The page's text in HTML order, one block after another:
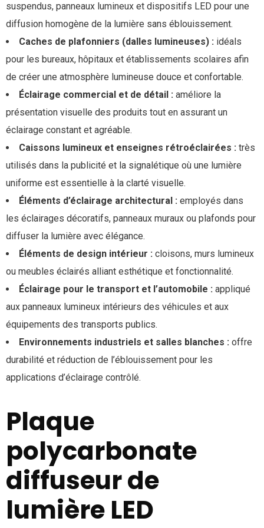
suspendus, panneaux lumineux et dispositifs LED pour une
diffusion homogène de la lumière sans éblouissement.
Caches de plafonniers (dalles lumineuses) : idéals
pour les bureaux, hôpitaux et établissements scolaires afin
de créer une atmosphère lumineuse douce et confortable.
Éclairage commercial et de détail : améliore la
présentation visuelle des produits tout en assurant un
éclairage constant et agréable.
Caissons lumineux et enseignes rétroéclairées : très
utilisés dans la publicité et la signalétique où une lumière
uniforme est essentielle à la clarté visuelle.
Éléments d’éclairage architectural : employés dans
les éclairages décoratifs, panneaux muraux ou plafonds pour
diffuser la lumière avec élégance.
Éléments de design intérieur : cloisons, murs lumineux
ou meubles éclairés alliant esthétique et fonctionnalité.
Éclairage pour le transport et l’automobile : appliqué
aux panneaux lumineux intérieurs des véhicules et aux
équipements des transports publics.
Environnements industriels et salles blanches : offre
durabilité et réduction de l’éblouissement pour les
applications d’éclairage contrôlé.
Plaque
polycarbonate
diffuseur de
lumière LED